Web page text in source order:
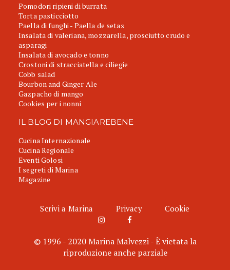
Pomodori ripieni di burrata
Torta pasticciotto
Paella di funghi - Paella de setas
Insalata di valeriana, mozzarella, prosciutto crudo e
asparagi
Insalata di avocado e tonno
Crostoni di stracciatella e ciliegie
Cobb salad
Bourbon and Ginger Ale
Gazpacho di mango
Cookies per i nonni
IL BLOG DI MANGIAREBENE
Cucina Internazionale
Cucina Regionale
Eventi Golosi
I segreti di Marina
Magazine
Scrivi a Marina Privacy Cookie
© 1996 - 2020 Marina Malvezzi - È vietata la
riproduzione anche parziale